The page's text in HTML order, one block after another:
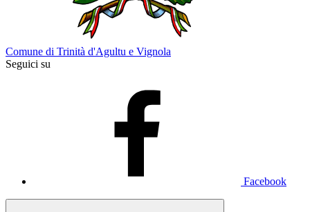
Comune di Trinità d'Agultu e Vignola
Seguici su
Facebook